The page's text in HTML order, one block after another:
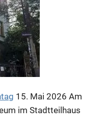
15. Mai 2026 Am
im Stadtteilhaus